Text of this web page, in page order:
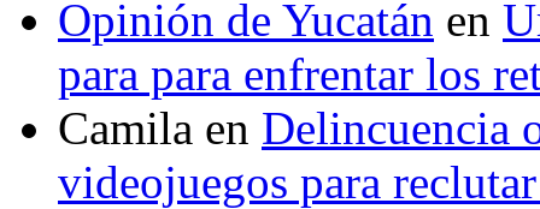
Opinión de Yucatán en
para para enfrentar los
Camila en Delincuencia
videojuegos para